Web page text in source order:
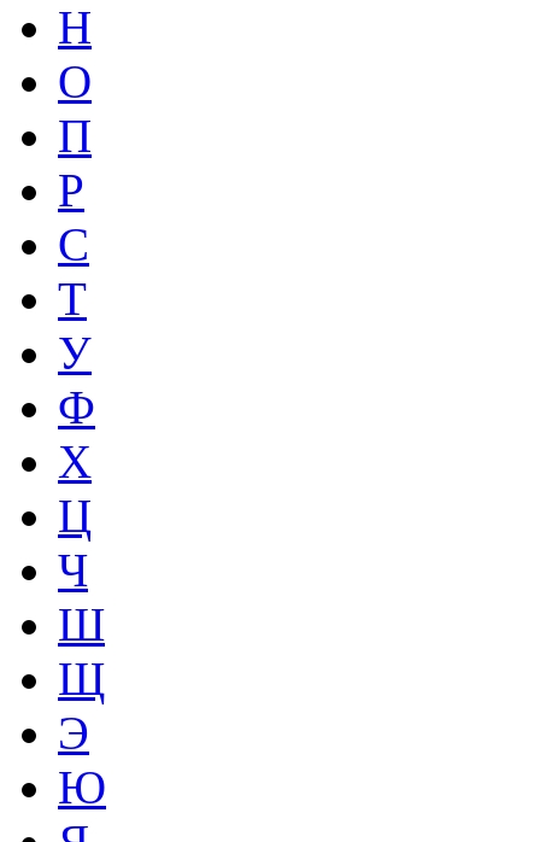
Н
О
П
Р
С
Т
У
Ф
Х
Ц
Ч
Ш
Щ
Э
Ю